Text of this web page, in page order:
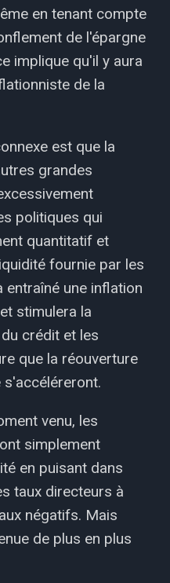
en tenant compte
de l'épargne
implique qu'il y aura
de la
est que la
grandes
politiques qui
quantitatif et
fournie par les
entraîné une inflation
stimulera la
crédit et les
que la réouverture
venu, les
simplement
en puisant dans
taux directeurs à
négatifs. Mais
de plus en plus